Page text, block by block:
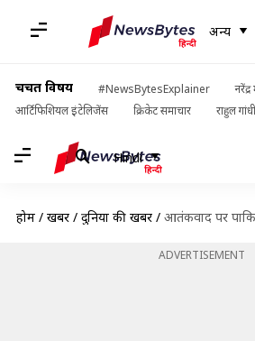
अन्य
चर्चित विषय #NewsBytesExplainer
नरेंद्र
आर्टिफिशियल इंटेलिजेंस
क्रिकेट समाचार राहुल गांधी
Hindi
होम / खबरें / दुनिया की खबरें / आतंकवाद पर पाकिस्तान को लगा
ADVERTISEMENT